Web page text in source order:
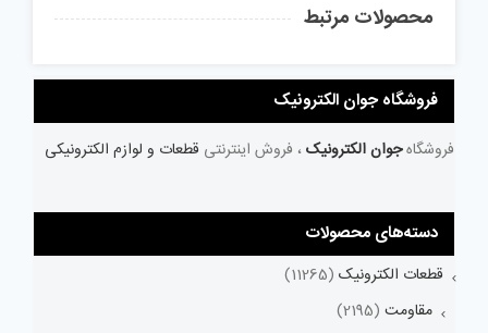
محصولات مرتبط
فروشگاه جوان الکترونیک
فروشگاهجوان الکترونیک ، فروش اینترنتی قطعات و لوازم الکترونیکی
دسته‌های محصولات
قطعات الکترونیک (11265)
مقاومت (2195)